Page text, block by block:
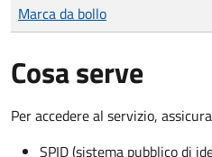
Tipo di pagamento
Importo
Marca da bollo
Cosa serve
Per accedere al servizio,
SPID (sistema pubblico di